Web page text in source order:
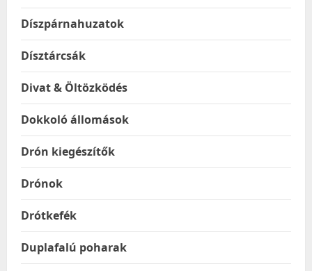
Díszpárnahuzatok
Dísztárcsák
Divat & Öltözködés
Dokkoló állomások
Drón kiegészítők
Drónok
Drótkefék
Duplafalú poharak